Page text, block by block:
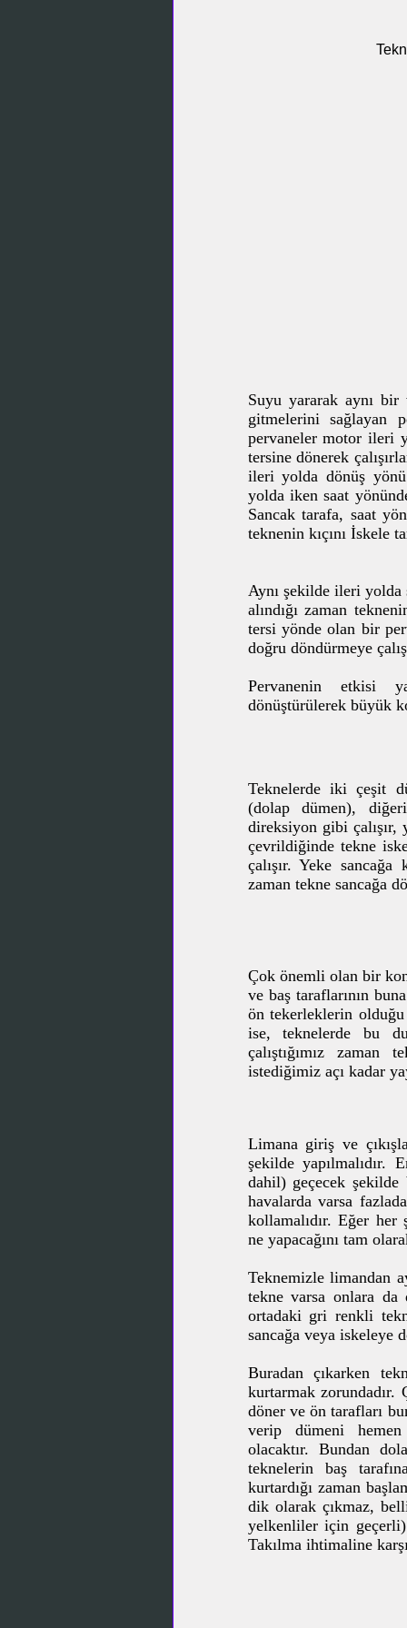
Suyu yararak aynı
gitmelerini sağlayan
pervaneler motor ileri
tersine dönerek
ileri yolda dönüş
yolda iken saat
Sancak tarafa, saat
teknenin kıçını İskele
Aynı şekilde ileri
alındığı zaman
tersi yönde olan bir
doğru döndürmeye
Pervanenin etkisi
dönüştürülerek büyük
Teknelerde iki çeşit
(dolap dümen),
direksiyon gibi çalışır,
çevrildiğinde tekne
çalışır. Yeke sancağa
zaman tekne sancağa
Çok önemli olan bir
ve baş taraflarının
ön tekerleklerin
ise, teknelerde bu
çalıştığımız
istediğimiz açı kadar
Limana giriş ve
şekilde yapılmalıdır.
dahil) geçecek şekilde
havalarda varsa
kollamalıdır. Eğer
ne yapacağını tam
Teknemizle limandan
tekne varsa onlara
ortadaki gri renkli
sancağa veya iskeleye
Buradan çıkarken
kurtarmak zorundadır.
döner ve ön tarafları
verip dümeni
olacaktır. Bundan
teknelerin baş
kurtardığı zaman
dik olarak çıkmaz,
yelkenliler için
Takılma ihtimaline